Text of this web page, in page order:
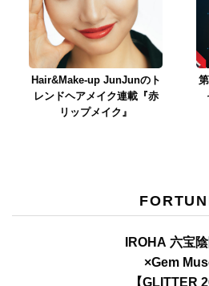
Hair&Make-up JunJunのト
レンドヘアメイク連載『赤
リップメイク』
IROHA 六宝
×Gem
【GLITTER